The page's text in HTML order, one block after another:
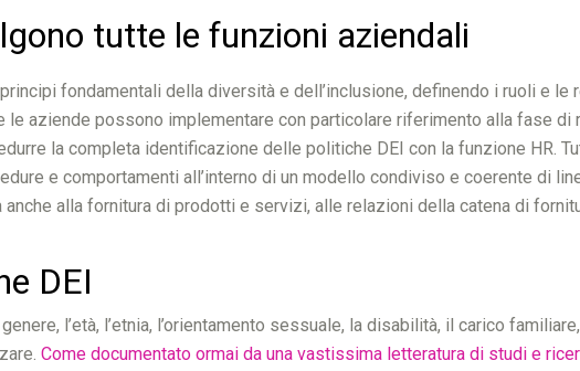
tutte le funzioni aziendali
fondamentali della diversità e dell’inclusione, definendo i ruoli e le
aziende possono implementare con particolare riferimento alla fase di
la completa identificazione delle politiche DEI con la funzione HR.
e comportamenti all’interno di un modello condiviso e coerente di
alla fornitura di prodotti e servizi, alle relazioni della catena di
DEI
l’età, l’etnia, l’orientamento sessuale, la disabilità, il carico
Come documentato ormai da una vastissima letteratura di studi e